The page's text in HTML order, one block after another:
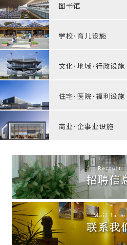
图书馆
学校･育儿设施
文化･地域･行政设施
住宅･医院･福利设施
商业･企事业设施